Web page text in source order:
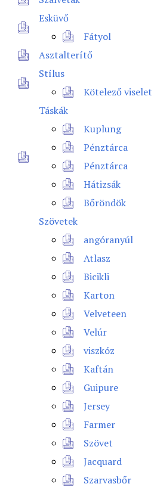
Esküvő
Fátyol
Asztalterítő
Stílus
Kötelező viselet
Táskák
Kuplung
Pénztárca
Pénztárca
Hátizsák
Bőröndök
Szövetek
angóranyúl
Atlasz
Bicikli
Karton
Velveteen
Velúr
viszkóz
Kaftán
Guipure
Jersey
Farmer
Szövet
Jacquard
Szarvasbőr